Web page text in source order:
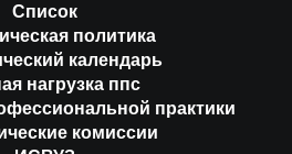
Список
политика
календарь
нагрузка ппс
практики
комиссии